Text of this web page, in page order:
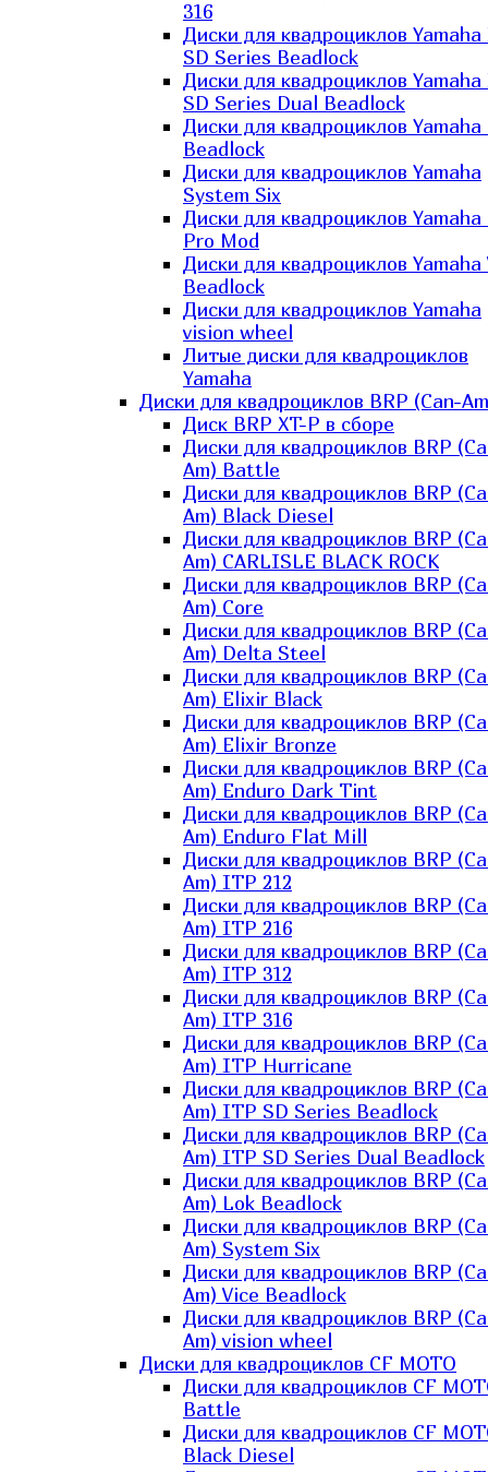
316
Диски для квадроциклов
SD Series Beadlock
Диски для квадроциклов
SD Series Dual Beadlock
Диски для квадроциклов Yamaha
Beadlock
Диски для квадроциклов Yamaha
System Six
Диски для квадроциклов Yamaha
Pro Mod
Диски для квадроциклов Yamaha
Beadlock
Диски для квадроциклов Yamaha
vision wheel
Литые диски для квадроциклов
Yamaha
Диски для квадроциклов BRP (Can-
Диск BRP XT-P в сборе
Диски для квадроциклов BRP
Am) Battle
Диски для квадроциклов BRP
Am) Black Diesel
Диски для квадроциклов BRP
Am) CARLISLE BLACK ROCK
Диски для квадроциклов BRP
Am) Core
Диски для квадроциклов BRP
Am) Delta Steel
Диски для квадроциклов BRP
Am) Elixir Black
Диски для квадроциклов BRP
Am) Elixir Bronze
Диски для квадроциклов BRP
Am) Enduro Dark Tint
Диски для квадроциклов BRP
Am) Enduro Flat Mill
Диски для квадроциклов BRP
Am) ITP 212
Диски для квадроциклов BRP
Am) ITP 216
Диски для квадроциклов BRP
Am) ITP 312
Диски для квадроциклов BRP
Am) ITP 316
Диски для квадроциклов BRP
Am) ITP Hurricane
Диски для квадроциклов BRP
Am) ITP SD Series Beadlock
Диски для квадроциклов BRP
Am) ITP SD Series Dual Beadlock
Диски для квадроциклов BRP
Am) Lok Beadlock
Диски для квадроциклов BRP
Am) System Six
Диски для квадроциклов BRP
Am) Vice Beadlock
Диски для квадроциклов BRP
Am) vision wheel
Диски для квадроциклов CF MOTO
Диски для квадроциклов CF
Battle
Диски для квадроциклов CF
Black Diesel